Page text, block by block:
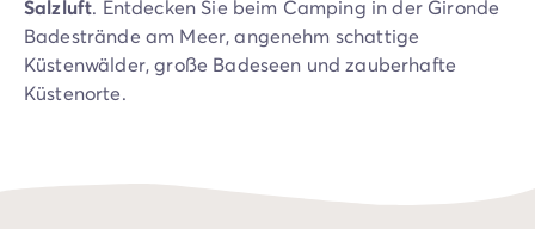
Campingplatz Split
Campingplatz Zadar
Campingplatz Istrien
Campingplatz Medulin
Campingplatz Rovinj
Salzluft. Entdecken Sie beim Camping in der Gironde
Badestrände am Meer, angenehm schattige
Küstenwälder, große Badeseen und zauberhafte
Küstenorte.
spannende Städte wieBordeauxund Arcachon, eine